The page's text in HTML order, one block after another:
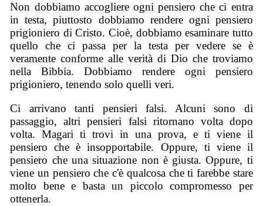
Non dobbiamo accogliere ogni pensiero che ci entra
in testa, piuttosto dobbiamo rendere ogni pensiero
prigioniero di Cristo. Cioè, dobbiamo esaminare tutto
quello che ci passa per la testa per vedere se è
veramente conforme alle verità di Dio che troviamo
nella Bibbia. Dobbiamo rendere ogni pensiero
prigioniero, tenendo solo quelli veri.
Ci arrivano tanti pensieri falsi. Alcuni sono di
passaggio, altri pensieri falsi ritornano volta dopo
volta. Magari ti trovi in una prova, e ti viene il
pensiero che è insopportabile. Oppure, ti viene il
pensiero che una situazione non è giusta. Oppure, ti
viene un pensiero che c'è qualcosa che ti farebbe stare
molto bene e basta un piccolo compromesso per
ottenerla.